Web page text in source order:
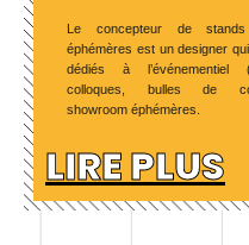
Le concepteur de
éphémères est un designer
dédiés à l’événementiel
colloques, bulles de
showroom éphémères.
LIRE PLUS